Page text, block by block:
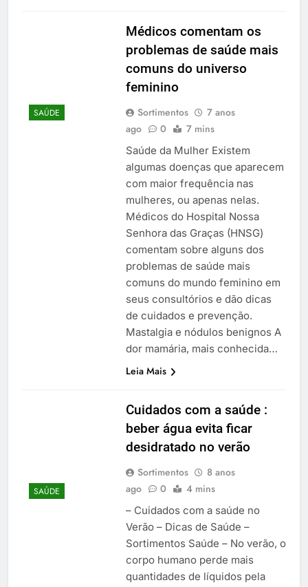
SAÚDE
Médicos comentam os
problemas de saúde mais
comuns do universo
feminino
Sortimentos
7 anos
ago
0 7 mins
Saúde da Mulher Existem
algumas doenças que aparecem
com maior frequência nas
mulheres, ou apenas nelas.
Médicos do Hospital Nossa
Senhora das Graças (HNSG)
comentam sobre alguns dos
problemas de saúde mais
comuns do mundo feminino em
seus consultórios e dão dicas
de cuidados e prevenção.
Mastalgia e nódulos benignos A
dor mamária, mais conhecida…
Leia Mais
SAÚDE
Cuidados com a saúde :
beber água evita ficar
desidratado no verão
Sortimentos
8 anos
ago
0 4 mins
– Cuidados com a saúde no
Verão – Dicas de Saúde –
Sortimentos Saúde – No verão, o
corpo humano perde mais
quantidades de líquidos pela